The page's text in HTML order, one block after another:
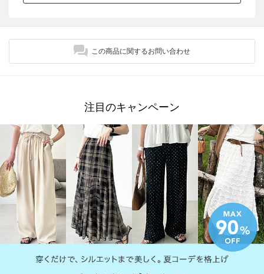
この商品に関するお問い合わせ
注目のキャンペーン